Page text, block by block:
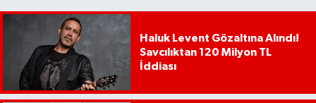
Haluk Levent Gözaltına Alındı!
Savcılıktan 120 Milyon TL
İddiası